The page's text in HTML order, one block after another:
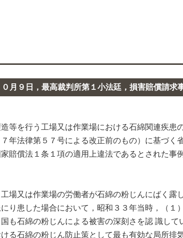
０月９日，最高裁判所第１小法廷，損害賠償請求
等を行う工場又は作業場における石綿関連疾患
年法律第５７号による改正前のもの）に基づく
賠償法１条１項の適用上違法であるとされた事
場又は作業場の労働者が石綿の粉じんにばく露
り患した場合において，昭和３３年当時，（１
も石綿の粉じんによる被害の深刻さを認 識して
ける石綿の粉じん防止策として最も有効な局所排